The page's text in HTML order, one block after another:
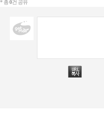
* 총0건 공유